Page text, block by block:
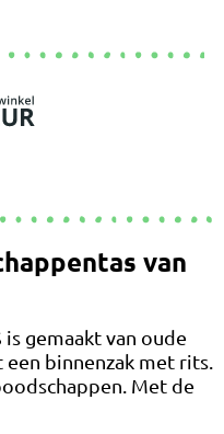
van
gemaakt van oude
binnenzak met rits.
Met de